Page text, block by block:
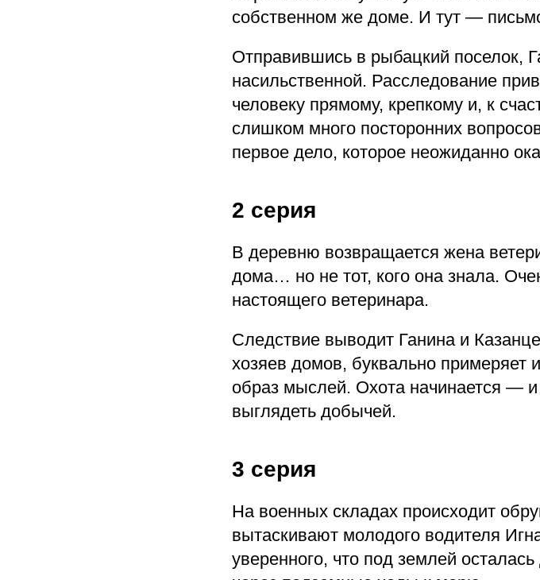
собственном же доме. И тут —
Отправившись в рыбацкий поселок,
насильственной. Расследование
человеку прямому, крепкому и, к
слишком много посторонних
первое дело, которое неожиданно
2 серия
В деревню возвращается жена
дома… но не тот, кого она знала.
настоящего ветеринара.
Следствие выводит Ганина и
хозяев домов, буквально
образ мыслей. Охота начинается — и
выглядеть добычей.
3 серия
На военных складах происходит
вытаскивают молодого водителя
уверенного, что под землей